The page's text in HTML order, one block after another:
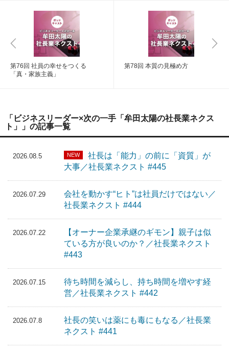
第76回 社員の幸せをつくる
「真・家族主義」
第78回 本質の見極め方
「ビジネスリーダー×次の一手「牟田太陽の社長業ネクス
ト」」の記事一覧
2026.08.5 NEW
社長は「能力」の前に「資質」が
大事／社長業ネクスト #445
2026.07.29
会社を動かす“ヒト”は社員だけではない／
社長業ネクスト #444
2026.07.22
【オーナー企業承継のギモン】親子は似
ている方が良いのか？／社長業ネクスト
#443
2026.07.15
待ち時間を減らし、持ち時間を増やす経
営／社長業ネクスト #442
2026.07.8
社長の笑いは薬にも毒にもなる／社長業
ネクスト #441